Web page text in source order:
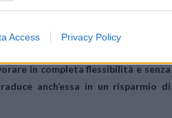
Access Privacy Policy
dei propri dipendenti. Più
in completa flessibilità e senza
anch’essa in un risparmio di